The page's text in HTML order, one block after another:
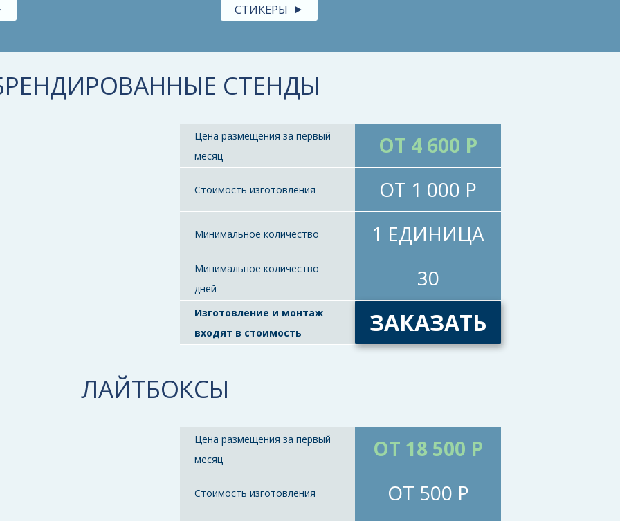
СТИКЕРЫ
СТЕНДЫ
Цена размещения за первый
месяц
ОТ 4 600 Р
Стоимость изготовления ОТ 1 000 Р
Минимальное количество 1 ЕДИНИЦА
Минимальное количество
дней
30
Изготовление и монтаж
входят в стоимость
ЗАКАЗАТЬ
ЛАЙТБОКСЫ
Цена размещения за первый
месяц
ОТ 18 500 Р
Стоимость изготовления ОТ 500 Р